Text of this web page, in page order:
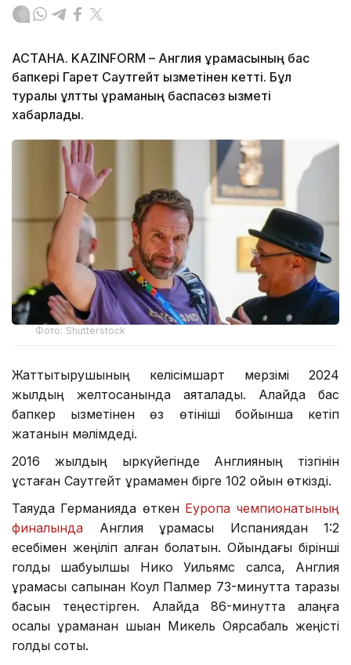
АСТАНА. KAZINFORM – Англия құрамасының бас
бапкері Гарет Саутгейт қызметінен кетті. Бұл
туралы ұлттық құраманың баспасөз қызметі
хабарлады.
Фото: Shutterstock
Жаттықтырушының келісімшарт мерзімі 2024
жылдың желтоқсанында аяқталады. Алайда бас
бапкер қызметінен өз өтініші бойынша кетіп
жатқанын мәлімдеді.
2016 жылдың қыркүйегінде Англияның тізгінін
ұстаған Саутгейт құрамамен бірге 102 ойын өткізді.
Таяуда Германияда өткен Еуропа чемпионатының
финалында Англия құрамасы Испаниядан 1:2
есебімен жеңіліп қалған болатын. Ойындағы бірінші
голды шабуылшы Нико Уильямс салса, Англия
құрамасы сапынан Коул Палмер 73-минутта таразы
басын теңестірген. Алайда 86-минутта алаңға
қосалқы құраманан шыққан Микель Оярсабаль жеңісті
голды соқты.